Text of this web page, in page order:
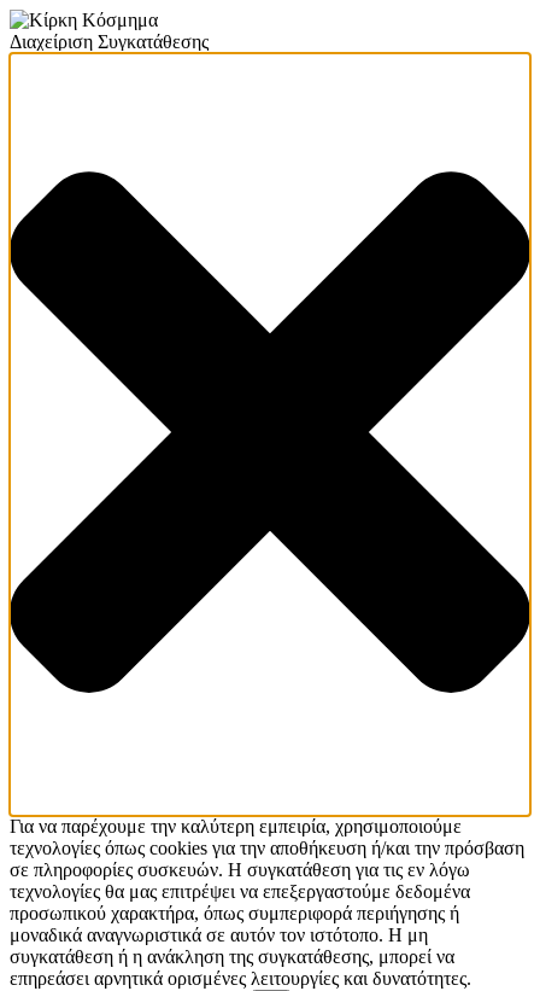
Διαχείριση Συγκατάθεσης
Για να παρέχουμε την καλύτερη εμπειρία, χρησιμοποιούμε
τεχνολογίες όπως cookies για την αποθήκευση ή/και την πρόσβαση
σε πληροφορίες συσκευών. Η συγκατάθεση για τις εν λόγω
τεχνολογίες θα μας επιτρέψει να επεξεργαστούμε δεδομένα
προσωπικού χαρακτήρα, όπως συμπεριφορά περιήγησης ή
μοναδικά αναγνωριστικά σε αυτόν τον ιστότοπο. Η μη
συγκατάθεση ή η ανάκληση της συγκατάθεσης, μπορεί να
επηρεάσει αρνητικά ορισμένες λειτουργίες και δυνατότητες.